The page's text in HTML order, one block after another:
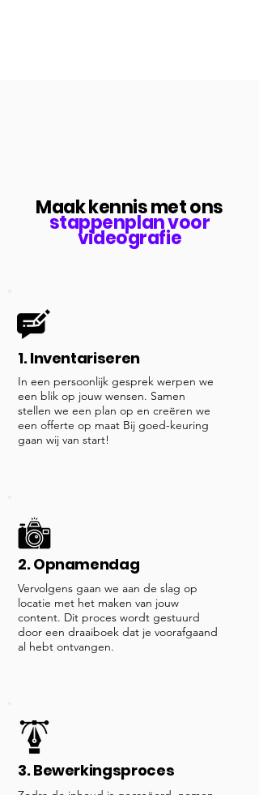
Maak kennis met ons
stappenplan voor
videografie
1. Inventariseren
In een persoonlijk gesprek werpen we
een blik op jouw wensen. Samen
stellen we een plan op en creëren we
een offerte op maat Bij goed-keuring
gaan wij van start!
2. Opnamendag
Vervolgens gaan we aan de slag op
locatie met het maken van jouw
content. Dit proces wordt gestuurd
door een draaiboek dat je voorafgaand
al hebt ontvangen.
3. Bewerkingsproces